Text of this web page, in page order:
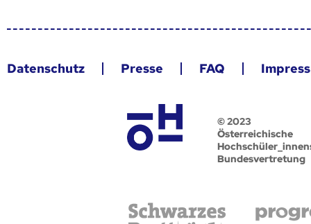
Datenschutz Presse FAQ
© 2023
Österreichische
Bundesvertretung